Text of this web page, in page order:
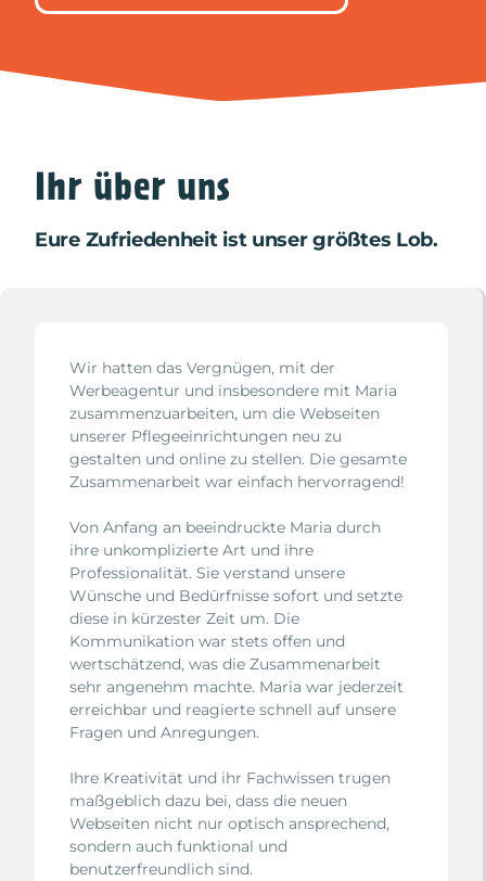
Ihr über uns
Eure Zufriedenheit ist unser größtes Lob.
Wir hatten das Vergnügen, mit der
Werbeagentur und insbesondere mit Maria
zusammenzuarbeiten, um die Webseiten
unserer Pflegeeinrichtungen neu zu
gestalten und online zu stellen. Die gesamte
Zusammenarbeit war einfach hervorragend!
Von Anfang an beeindruckte Maria durch
ihre unkomplizierte Art und ihre
Professionalität. Sie verstand unsere
Wünsche und Bedürfnisse sofort und setzte
diese in kürzester Zeit um. Die
Kommunikation war stets offen und
wertschätzend, was die Zusammenarbeit
sehr angenehm machte. Maria war jederzeit
erreichbar und reagierte schnell auf unsere
Fragen und Anregungen.
Ihre Kreativität und ihr Fachwissen trugen
maßgeblich dazu bei, dass die neuen
Webseiten nicht nur optisch ansprechend,
sondern auch funktional und
benutzerfreundlich sind.